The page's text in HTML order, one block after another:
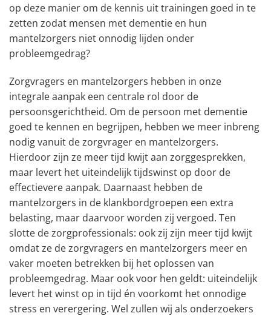
op deze manier om de kennis uit trainingen goed in te
zetten zodat mensen met dementie en hun
mantelzorgers niet onnodig lijden onder
probleemgedrag?
Zorgvragers en mantelzorgers hebben in onze
integrale aanpak een centrale rol door de
persoonsgerichtheid. Om de persoon met dementie
goed te kennen en begrijpen, hebben we meer inbreng
nodig vanuit de zorgvrager en mantelzorgers.
Hierdoor zijn ze meer tijd kwijt aan zorggesprekken,
maar levert het uiteindelijk tijdswinst op door de
effectievere aanpak. Daarnaast hebben de
mantelzorgers in de klankbordgroepen een extra
belasting, maar daarvoor worden zij vergoed. Ten
slotte de zorgprofessionals: ook zij zijn meer tijd kwijt
omdat ze de zorgvragers en mantelzorgers meer en
vaker moeten betrekken bij het oplossen van
probleemgedrag. Maar ook voor hen geldt: uiteindelijk
levert het winst op in tijd én voorkomt het onnodige
stress en verergering. Wel zullen wij als onderzoekers